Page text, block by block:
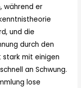
während er
und die
durch den
stark mit einigen
an Schwung.
lose